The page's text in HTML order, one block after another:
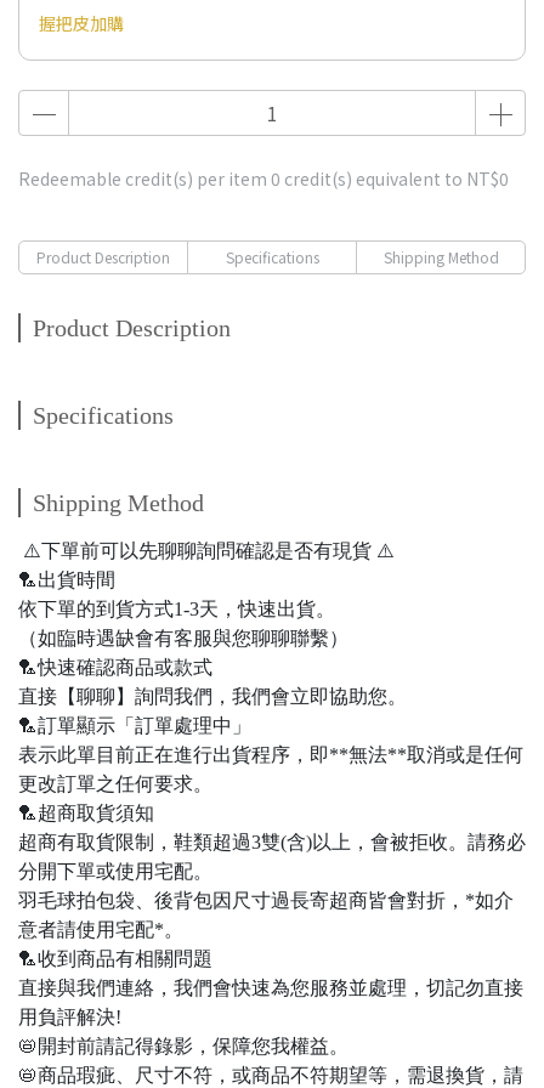
握把皮加購
Redeemable credit(s) per item 0 credit(s) equivalent to NT$0
Product Description Specifications Shipping Method
Product Description
Specifications
Shipping Method
⚠️下單前可以先聊聊詢問確認是否有現貨 ⚠️
🏸出貨時間
依下單的到貨方式1-3天，快速出貨。
（如臨時遇缺會有客服與您聊聊聯繫）
🏸快速確認商品或款式
直接【聊聊】詢問我們，我們會立即協助您。
🏸訂單顯示「訂單處理中」
表示此單目前正在進行出貨程序，即**無法**取消或是任何
更改訂單之任何要求。
🏸超商取貨須知
超商有取貨限制，鞋類超過3雙(含)以上，會被拒收。請務必
分開下單或使用宅配。
羽毛球拍包袋、後背包因尺寸過長寄超商皆會對折，*如介
意者請使用宅配*。
🏸收到商品有相關問題
直接與我們連絡，我們會快速為您服務並處理，切記勿直接
用負評解決!
📛開封前請記得錄影，保障您我權益。
📛商品瑕疵、尺寸不符，或商品不符期望等，需退換貨，請